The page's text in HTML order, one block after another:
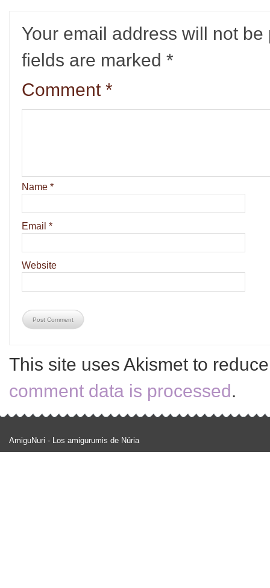
Your email address will not be
fields are marked *
Comment *
Name *
Email *
Website
This site uses Akismet to
comment data is processed.
AmiguNuri - Los amigurumis de Núria